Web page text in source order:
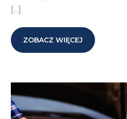
[…]
ZOBACZ WIĘCEJ